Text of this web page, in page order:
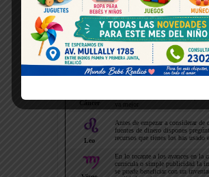
Horoscopo hoy